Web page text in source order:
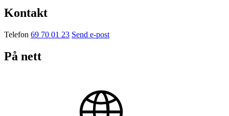
Kontakt
Telefon 69 70 01 23 Send e-post
På nett